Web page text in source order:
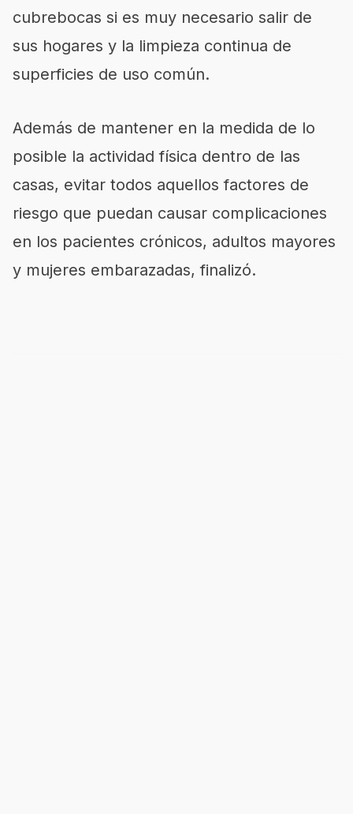
cubrebocas si es muy necesario salir de
sus hogares y la limpieza continua de
superficies de uso común.
Además de mantener en la medida de lo
posible la actividad física dentro de las
casas, evitar todos aquellos factores de
riesgo que puedan causar complicaciones
en los pacientes crónicos, adultos mayores
y mujeres embarazadas, finalizó.